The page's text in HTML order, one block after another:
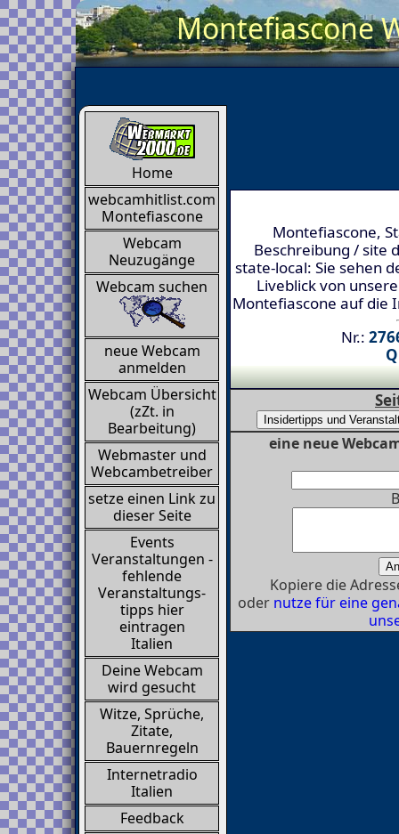
Montefiascone
Home
webcamhitlist.com
Montefiascone
Webcam
Neuzugänge
Webcam suchen
neue Webcam
anmelden
Webcam Übersicht
(zZt. in
Bearbeitung)
Webmaster und
Webcambetreiber
setze einen Link zu
dieser Seite
Events
Veranstaltungen -
fehlende
Veranstaltungs-
tipps hier
eintragen
Italien
Deine Webcam
wird gesucht
Witze, Sprüche,
Zitate,
Bauernregeln
Internetradio
Italien
Feedback
Montefiascone,
Beschreibung / site
state-local: Sie sehen
Liveblick von
Montefiascone auf die
Nr.:
eine neue
Kopiere die
oder nutze für eine